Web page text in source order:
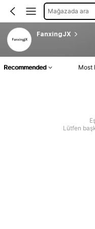
Mağazada ara
FanxingJX
Recommended Most
Lütfen